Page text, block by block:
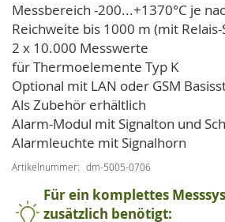
Messbereich -200...+1370°C je
Reichweite bis 1000 m (mit
2 x 10.000 Messwerte
für Thermoelemente Typ K
Optional mit LAN oder GSM
Als Zubehör erhältlich
Alarm-Modul mit Signalton und
Alarmleuchte mit Signalhorn
Artikelnummer dm-5005-0706
Für ein komplettes
zusätzlich benötigt: